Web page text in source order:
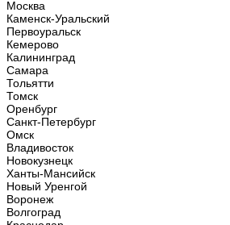
Москва
Каменск-Уральский
Первоуральск
Кемерово
Калининград
Самара
Тольятти
Томск
Оренбург
Санкт-Петербург
Омск
Владивосток
Новокузнецк
Ханты-Мансийск
Новый Уренгой
Воронеж
Волгоград